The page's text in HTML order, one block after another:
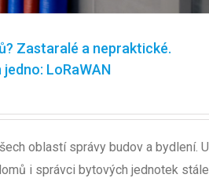
Zastaralé a nepraktické.
LoRaWAN
oblastí správy budov a bydlení. U
i správci bytových jednotek stále